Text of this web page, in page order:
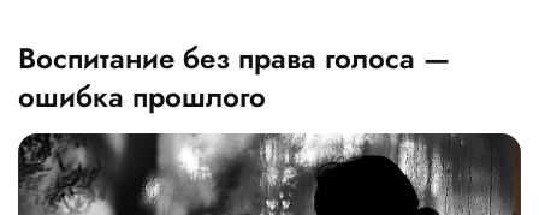
Воспитание без права голоса —
ошибка прошлого